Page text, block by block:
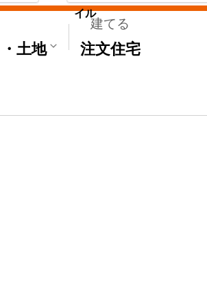
土地
建てる
注文住宅
イル